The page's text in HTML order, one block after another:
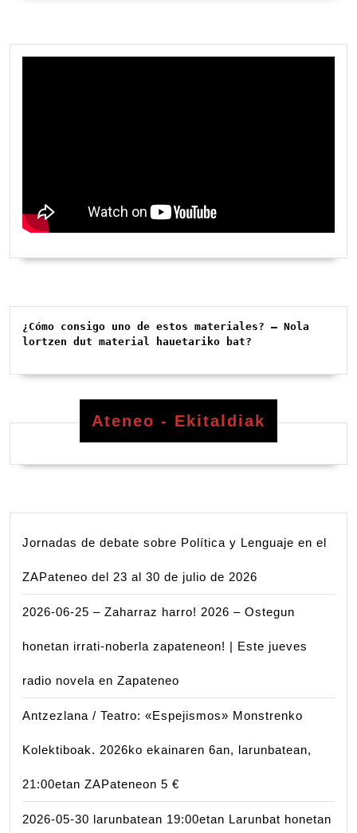
¿Cómo consigo uno de estos materiales? – Nola
lortzen dut material hauetariko bat?
Ateneo - Ekitaldiak
Jornadas de debate sobre Política y Lenguaje en el
ZAPateneo del 23 al 30 de julio de 2026
2026-06-25 – Zaharraz harro! 2026 – Ostegun
honetan irrati-noberla zapateneon! | Este jueves
radio novela en Zapateneo
Antzezlana / Teatro: «Espejismos» Monstrenko
Kolektiboak. 2026ko ekainaren 6an, larunbatean,
21:00etan ZAPateneon 5 €
2026-05-30 larunbatean 19:00etan Larunbat honetan